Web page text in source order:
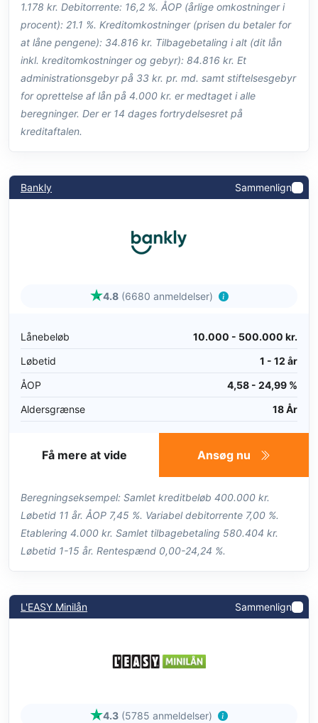
1.178 kr. Debitorrente: 16,2 %. ÅOP (årlige omkostninger i
procent): 21.1 %. Kreditomkostninger (prisen du betaler for
at låne pengene): 34.816 kr. Tilbagebetaling i alt (dit lån
inkl. kreditomkostninger og gebyr): 84.816 kr. Et
administrationsgebyr på 33 kr. pr. md. samt stiftelsesgebyr
for oprettelse af lån på 4.000 kr. er medtaget i alle
beregninger. Der er 14 dages fortrydelsesret på
kreditaftalen.
Bankly Sammenlign
4.8 (6680 anmeldelser)
Lånebeløb
10.000 - 500.000 kr.
Løbetid
1 - 12 år
ÅOP
4,58 - 24,99 %
Aldersgrænse
18 År
Ansøg nu
Få mere at vide
Beregningseksempel: Samlet kreditbeløb 400.000 kr.
Løbetid 11 år. ÅOP 7,45 %. Variabel debitorrente 7,00 %.
Etablering 4.000 kr. Samlet tilbagebetaling 580.404 kr.
Løbetid 1-15 år. Rentespænd 0,00-24,24 %.
L'EASY Minilån Sammenlign
4.3 (5785 anmeldelser)